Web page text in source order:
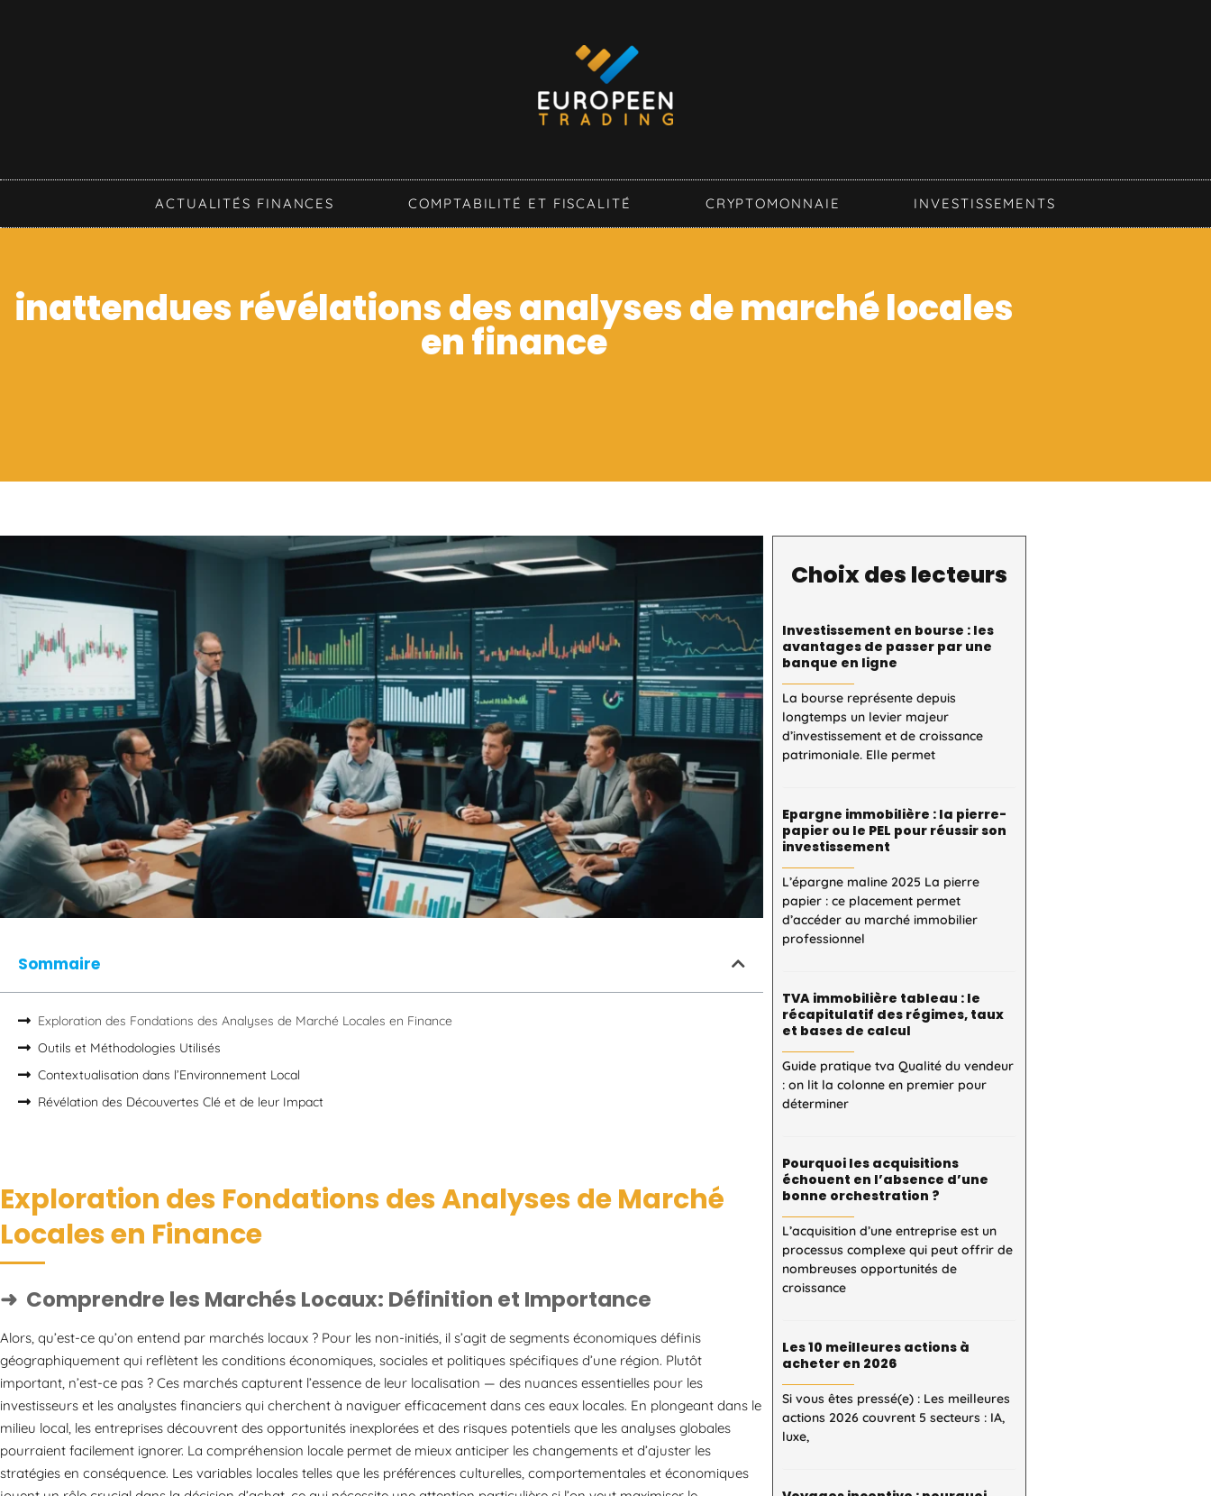
ACTUALITÉS FINANCES COMPTABILITÉ ET FISCALITÉ CRYPTOMONNAIE INVESTISSEMENTS
inattendues révélations des analyses de marché locales
en finance
Sommaire
Exploration des Fondations des Analyses de Marché Locales en Finance
Outils et Méthodologies Utilisés
Contextualisation dans l’Environnement Local
Révélation des Découvertes Clé et de leur Impact
Exploration des Fondations des Analyses de Marché
Locales en Finance
Comprendre les Marchés Locaux: Définition et Importance
Alors, qu’est-ce qu’on entend par marchés locaux ? Pour les non-initiés, il s’agit de segments économiques définis
géographiquement qui reflètent les conditions économiques, sociales et politiques spécifiques d’une région. Plutôt
important, n’est-ce pas ? Ces marchés capturent l’essence de leur localisation — des nuances essentielles pour les
investisseurs et les analystes financiers qui cherchent à naviguer efficacement dans ces eaux locales. En plongeant dans le
milieu local, les entreprises découvrent des opportunités inexplorées et des risques potentiels que les analyses globales
pourraient facilement ignorer. La compréhension locale permet de mieux anticiper les changements et d’ajuster les
stratégies en conséquence. Les variables locales telles que les préférences culturelles, comportementales et économiques
Choix des lecteurs
Investissement en bourse : les
avantages de passer par une
banque en ligne
La bourse représente depuis
longtemps un levier majeur
d’investissement et de croissance
patrimoniale. Elle permet
Epargne immobilière : la pierre-
papier ou le PEL pour réussir son
investissement
L’épargne maline 2025 La pierre
papier : ce placement permet
d’accéder au marché immobilier
professionnel
TVA immobilière tableau : le
récapitulatif des régimes, taux
et bases de calcul
Guide pratique tva Qualité du vendeur
: on lit la colonne en premier pour
déterminer
Pourquoi les acquisitions
échouent en l’absence d’une
bonne orchestration ?
L’acquisition d’une entreprise est un
processus complexe qui peut offrir de
nombreuses opportunités de
croissance
Les 10 meilleures actions à
acheter en 2026
Si vous êtes pressé(e) : Les meilleures
actions 2026 couvrent 5 secteurs : IA,
luxe,